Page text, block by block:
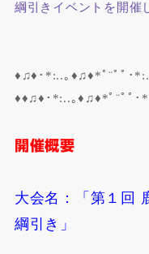
綱引きイベントを開催
♦♫♦･*:..｡♦♫♦*ﾟ¨ﾟﾟ･
♦♦♫♦･*:..｡♦♫♦*ﾟ¨ﾟﾟ･
開催概要
大会名：「第１回
綱引き」